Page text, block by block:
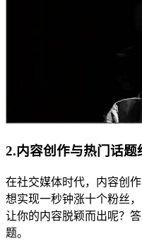
2.内容创作与热门话题
在社交媒体时代，内容创
想实现一秒钟涨十个粉丝
让你的内容脱颖而出呢？
题。